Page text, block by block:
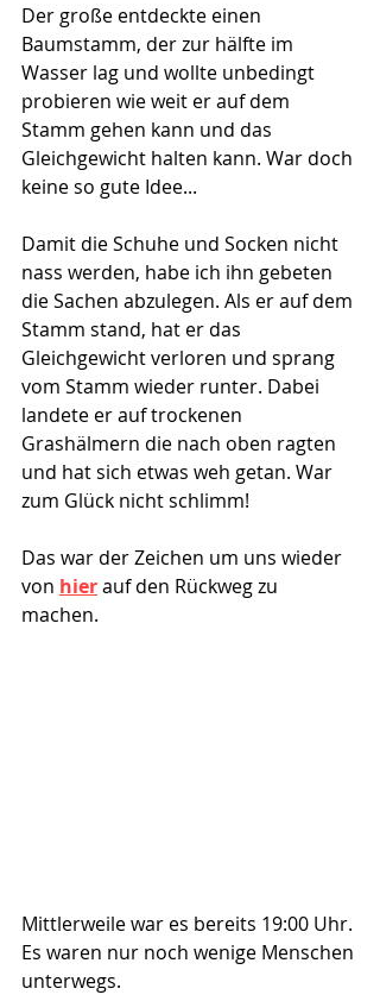
Der große entdeckte einen
Baumstamm, der zur hälfte im
Wasser lag und wollte unbedingt
probieren wie weit er auf dem
Stamm gehen kann und das
Gleichgewicht halten kann. War doch
keine so gute Idee...
Damit die Schuhe und Socken nicht
nass werden, habe ich ihn gebeten
die Sachen abzulegen. Als er auf dem
Stamm stand, hat er das
Gleichgewicht verloren und sprang
vom Stamm wieder runter. Dabei
landete er auf trockenen
Grashälmern die nach oben ragten
und hat sich etwas weh getan. War
zum Glück nicht schlimm!
Das war der Zeichen um uns wieder
von hier auf den Rückweg zu
machen.
Mittlerweile war es bereits 19:00 Uhr.
Es waren nur noch wenige Menschen
unterwegs.